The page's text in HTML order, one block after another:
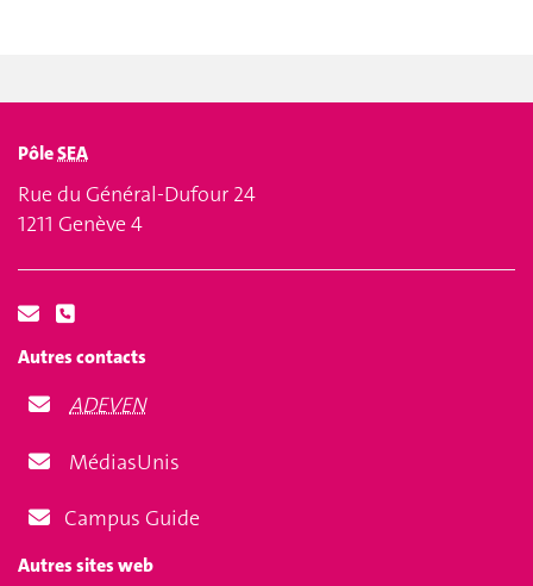
PôleSEA
Rue du Général-Dufour 24
1211 Genève 4
Autres contacts
ADEVEN
MédiasUnis
Campus Guide
Autres sites web